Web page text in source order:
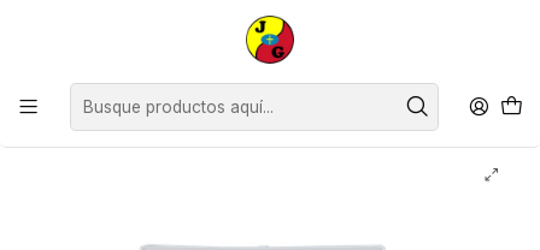
Disponible sólo Retiro en Tienda Osorno.
Supermercado
Dispensador de Toalla con Palanca Ovella Expert ( 1 UD )